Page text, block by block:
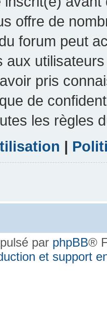
offre de
forum peut
aux
pris
de
les règles
|
par phpBB®
et support